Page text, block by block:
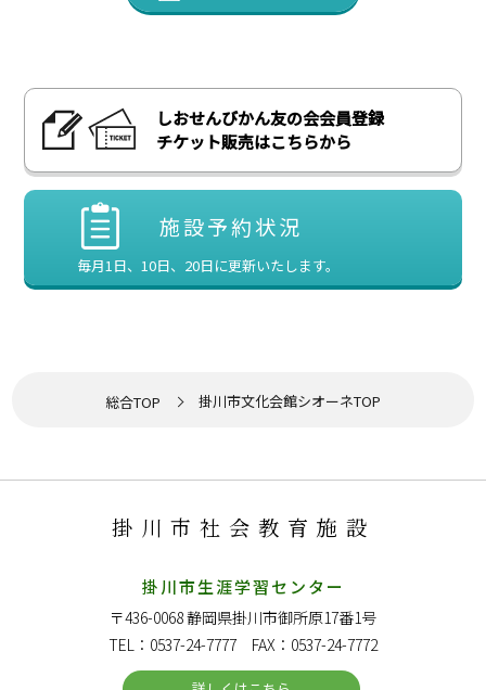
しおせんびかん友の会会員登録
チケット販売はこちらから
施設予約状況
毎月1日、 10日、 20日に更新いたします。
総合TOP 掛川市文化会館シオーネTOP
掛川市社会教育施設
掛川市生涯学習センター
〒436-0068静岡県掛川市御所原17番1号
TEL：0537-24-7777 FAX：0537-24-7772